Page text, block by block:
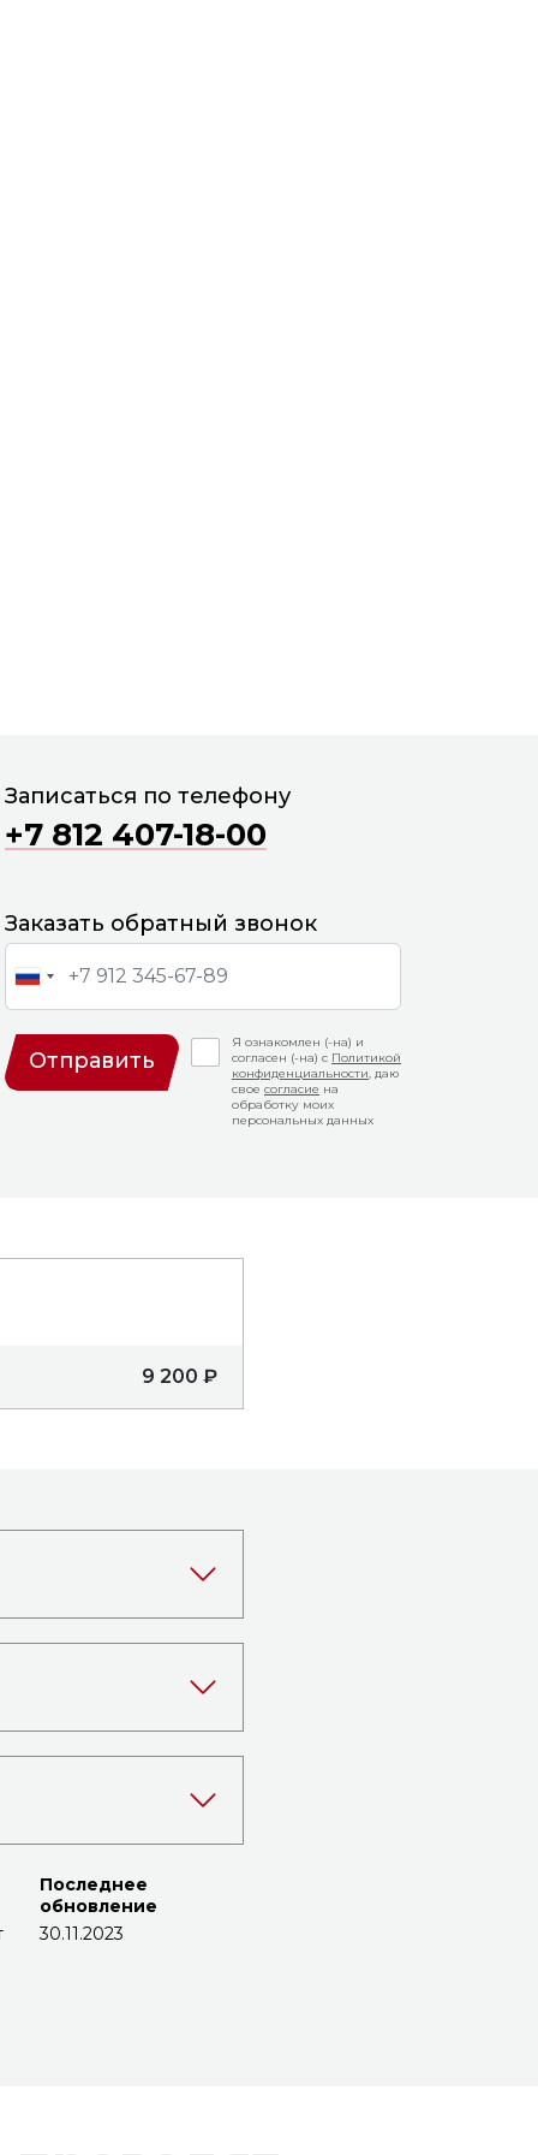
Записаться по телефону
+7 812 407-18-00
Заказать обратный звонок
Отправить
Я ознакомлен (-на) и
согласен (-на) с Политикой
конфиденциальности, даю
свое согласие на
обработку моих
персональных данных
9 200 ₽
Последнее
обновление
30.11.2023